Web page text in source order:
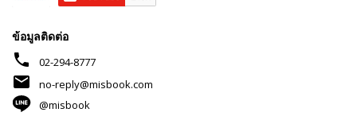
ข้อมูลติดต่อ
phone 02-294-8777
mail
no-reply@misbook.com
@misbook